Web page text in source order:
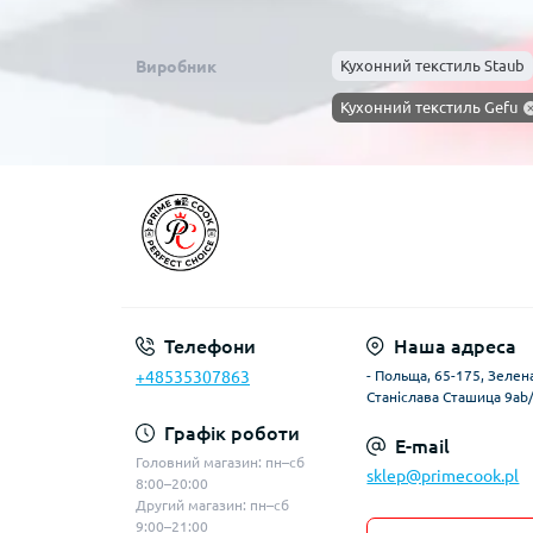
Виробник Кухонний текстиль Staub
Кухонний текстиль Gefu
Телефони
+48535307863
Графік роботи
Головний магазин: пн–сб
8:00–20:00
Другий магазин: пн–сб
9:00–21:00
Наша адреса
- Польща, 65-175,
Станіслава Сташица
E-mail
sklep@primecook.pl